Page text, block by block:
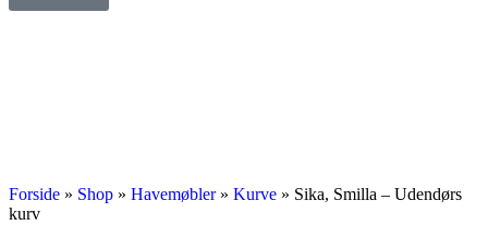
Forside » Shop » Havemøbler» Kurve » Sika, Smilla – Udendørs
kurv